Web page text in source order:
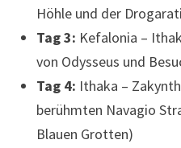
Höhle und der
Tag 3: Kefalonia –
von Odysseus und
Tag 4: Ithaka –
berühmten Navagio
Blauen Grotten)